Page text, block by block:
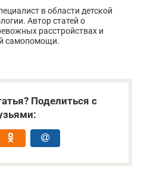
в области детской
Автор статей о
расстройствах и
самопомощи.
Поделиться с